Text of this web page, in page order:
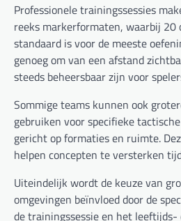
Professionele trainingssessies
reeks markerformaten, waarbij 20
standaard is voor de meeste
genoeg om van een afstand
steeds beheersbaar zijn voor
Sommige teams kunnen ook
gebruiken voor specifieke
gericht op formaties en ruimte.
helpen concepten te versterken
Uiteindelijk wordt de keuze van
omgevingen beïnvloed door de
de trainingssessie en het